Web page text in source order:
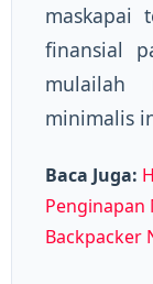
maskapai
finansial
mulailah
minimalis
Baca Juga:
Backpacker